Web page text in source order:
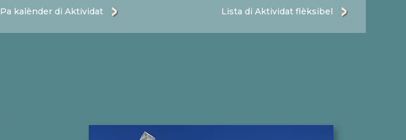
Pa kalènder di Aktividat Lista di Aktividat flèksibel